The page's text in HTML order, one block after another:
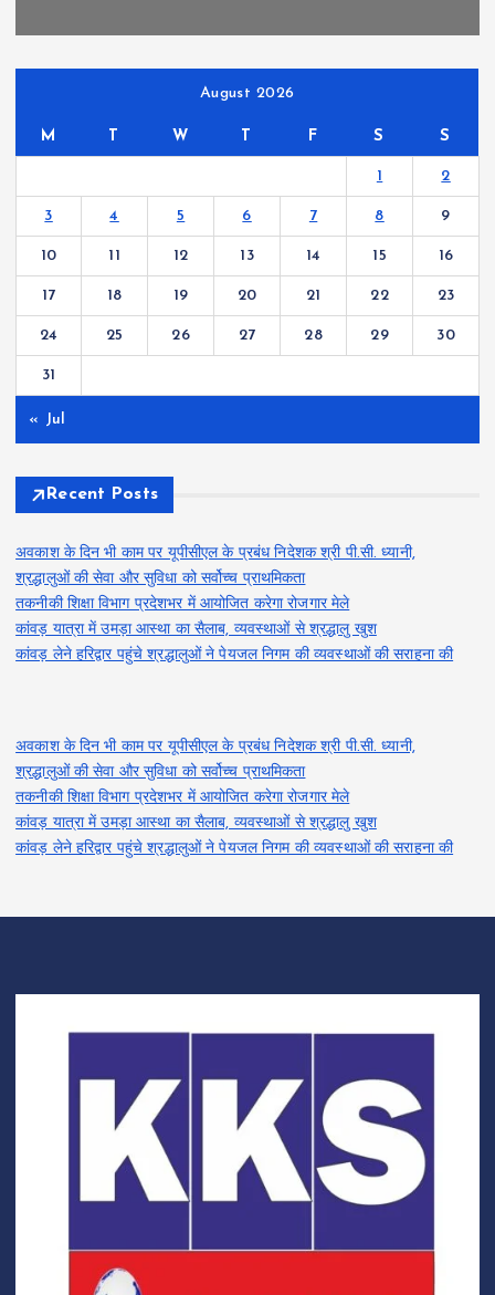
August 2026
M T W T F S S
1 2
3 4 5 6 7 8 9
10 11 12 13 14 15 16
17 18 19 20 21 22 23
24 25 26 27 28 29 30
31
« Jul
Recent Posts
अवकाश के दिन भी काम पर यूपीसीएल के प्रबंध निदेशक श्री पी.सी. ध्यानी,
श्रद्धालुओं की सेवा और सुविधा को सर्वोच्च प्राथमिकता
तकनीकी शिक्षा विभाग प्रदेशभर में आयोजित करेगा रोजगार मेले
कांवड़ यात्रा में उमड़ा आस्था का सैलाब, व्यवस्थाओं से श्रद्धालु खुश
कांवड़ लेने हरिद्वार पहुंचे श्रद्धालुओं ने पेयजल निगम की व्यवस्थाओं की सराहना की
अवकाश के दिन भी काम पर यूपीसीएल के प्रबंध निदेशक श्री पी.सी. ध्यानी,
श्रद्धालुओं की सेवा और सुविधा को सर्वोच्च प्राथमिकता
तकनीकी शिक्षा विभाग प्रदेशभर में आयोजित करेगा रोजगार मेले
कांवड़ यात्रा में उमड़ा आस्था का सैलाब, व्यवस्थाओं से श्रद्धालु खुश
कांवड़ लेने हरिद्वार पहुंचे श्रद्धालुओं ने पेयजल निगम की व्यवस्थाओं की सराहना की